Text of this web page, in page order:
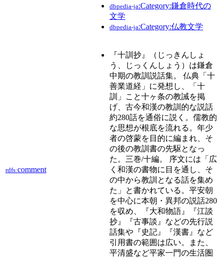
dbpedia-ja:Category:鎌倉時代の
文学
dbpedia-ja:Category:仏教文学
rdfs:comment
『十訓抄』（じっきんしょ
う、じっくんしょう）は鎌倉
中期の教訓説話集。 仏典「十
善業道経」に発想し、「十
訓」こと十ヶ条の教誡を掲
げ、古今和漢の教訓的な説話
約280話を通俗に説く。儒教的
な思想が根底を流れる。年少
者の啓蒙を目的に編まれ、そ
の後の教訓書の先駆となっ
た。三巻/十編。 序文には「広
く和漢の書物に目を通し、そ
の中から教訓となる話を集め
た」と書かれている。平安朝
を中心に本朝・異邦の説話280
を収め、『大和物語』『江談
抄』『古事談』などの先行説
話集や『史記』『漢書』など
引用書の範囲は広い。また、
平清盛など平家一門の生活圏